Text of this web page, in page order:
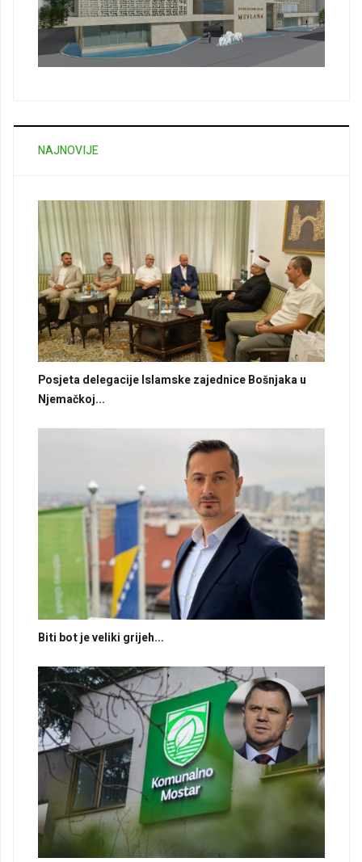
NAJNOVIJE
Posjeta delegacije Islamske zajednice Bošnjaka u
Njemačkoj...
Biti bot je veliki grijeh...